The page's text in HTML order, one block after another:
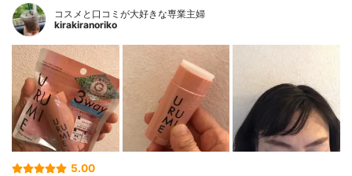
コスメと口コミが大好きな専業主婦
kirakiranoriko
5.00